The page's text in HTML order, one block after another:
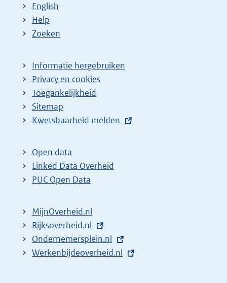
English
Help
Zoeken
Informatie hergebruiken
Privacy en cookies
Toegankelijkheid
Sitemap
E
t
e
r
l
i
n
k
Kwetsbaarheid melden
Open data
Linked Data Overheid
PUC Open Data
MijnOverheid.nl
E
x
t
Rijksoverheid.nl
E
x
Ondernemersplein.nl
E
Werkenbijdeoverheid.nl